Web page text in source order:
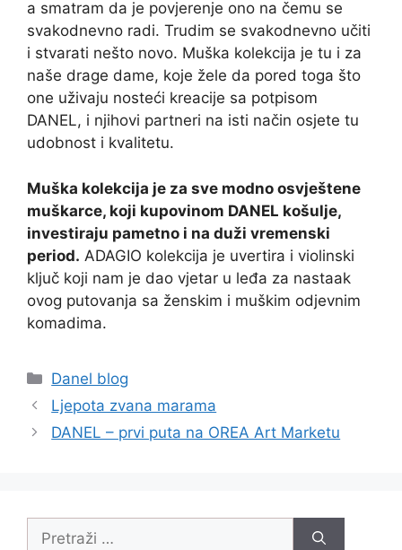
a smatram da je povjerenje ono na čemu se
svakodnevno radi. Trudim se svakodnevno učiti
i stvarati nešto novo. Muška kolekcija je tu i za
naše drage dame, koje žele da pored toga što
one uživaju nosteći kreacije sa potpisom
DANEL, i njihovi partneri na isti način osjete tu
udobnost i kvalitetu.
Muška kolekcija je za sve modno osvještene
muškarce, koji kupovinom DANEL košulje,
investiraju pametno i na duži vremenski
period. ADAGIO kolekcija je uvertira i violinski
ključ koji nam je dao vjetar u leđa za nastaak
ovog putovanja sa ženskim i muškim odjevnim
komadima.
Danel blog
Ljepota zvana marama
DANEL – prvi puta na OREA Art Marketu